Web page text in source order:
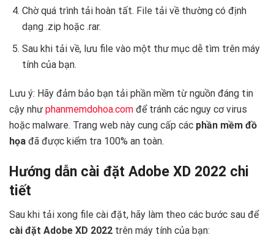
Chờ quá trình tải hoàn tất. File tải về thường có định
dạng .zip hoặc .rar.
Sau khi tải về, lưu file vào một thư mục dễ tìm trên máy
tính của bạn.
Lưu ý: Hãy đảm bảo bạn tải phần mềm từ nguồn đáng tin
cậy như phanmemdohoa.com để tránh các nguy cơ virus
hoặc malware. Trang web này cung cấp các phần mềm đồ
họa đã được kiểm tra 100% an toàn.
Hướng dẫn cài đặt Adobe XD 2022 chi
tiết ️
Sau khi tải xong file cài đặt, hãy làm theo các bước sau để
cài đặt Adobe XD 2022 trên máy tính của bạn: